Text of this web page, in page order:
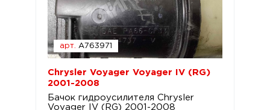
арт. A763971
Chrysler Voyager Voyager IV (RG)
2001-2008
Бачок гидроусилителя Chrysler
Voyager IV (RG) 2001-2008